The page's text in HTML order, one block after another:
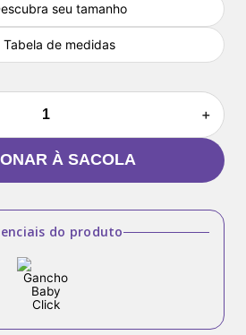
seu tamanho
Tabela de medidas
＋
À SACOLA
do produto